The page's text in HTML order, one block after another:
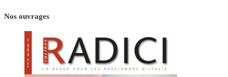
Nos ouvrages